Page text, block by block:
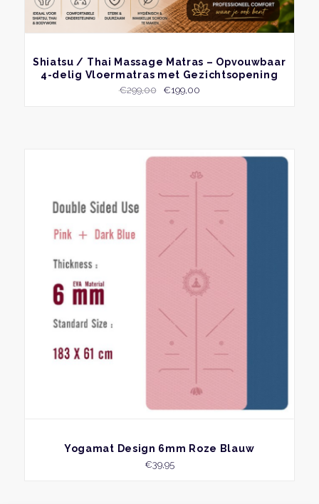
BEKIJK
Shiatsu / Thai Massage Matras – Opvouwbaar
4-delig Vloermatras met Gezichtsopening
€299,00
Oorspronkelijke
€199,00Huidige
BEKIJK
Yogamat Design 6mm Roze Blauw
€39,95